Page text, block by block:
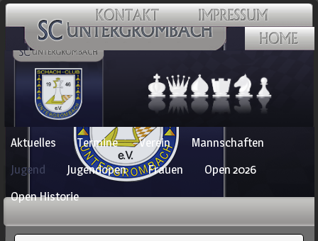
Navigation
überspringen
Aktuelles Termine Verein
Mannschaften
Jugend
Jugendopen Frauen
Open 2026
Open Historie